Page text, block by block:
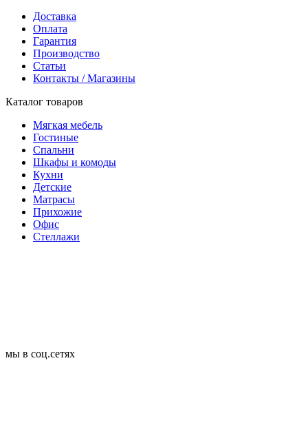
Доставка
Оплата
Гарантия
Производство
Статьи
Контакты / Магазины
Каталог товаров
Мягкая мебель
Гостиные
Спальни
Шкафы и комоды
Кухни
Детские
Матрасы
Прихожие
Офис
Стеллажи
мы в соц.сетях